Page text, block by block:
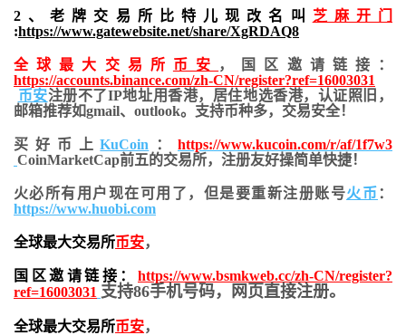
2、老牌交易所比特儿现改名叫 芝麻开门
:https://www.gatewebsite.net/share/XgRDAQ8
全球最大交易所 币安
，国区邀请链接：
https://accounts.binance.com/zh-CN/register?ref=16003031
币安注册不了IP地址用香港，居住地选香港，认证照旧，
邮箱推荐如gmail、outlook。支持币种多，交易安全！
买好币上KuCoin ：https://www.kucoin.com/r/af/1f7w3
CoinMarketCap前五的交易所，注册友好操简单快捷！
火必所有用户现在可用了，但是要重新注册账号火币 ：
https://www.huobi.com
全球最大交易所币安，
国区邀请链接： https://www.bsmkweb.cc/zh-CN/register?
ref=16003031 支持86手机号码，网页直接注册。
全球最大交易所币安，